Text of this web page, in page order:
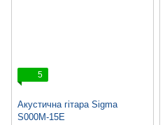
5
Акустична гітара Sigma
S000M-15E